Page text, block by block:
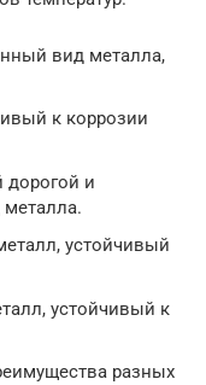
вид металла,
к коррозии
и
устойчивый
устойчивый к
разных